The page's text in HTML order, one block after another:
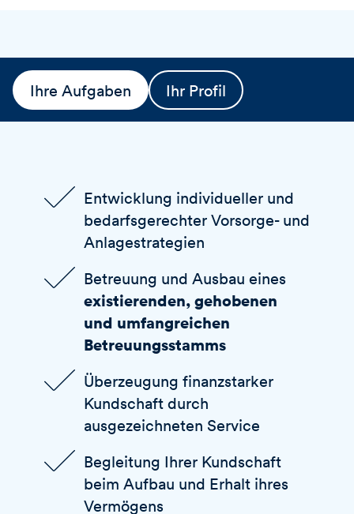
Ihre Aufgaben Ihr Profil
Entwicklung individueller und
bedarfsgerechter Vorsorge- und
Anlagestrategien
Betreuung und Ausbau eines
existierenden, gehobenen
und umfangreichen
Betreuungsstamms
Überzeugung finanzstarker
Kundschaft durch
ausgezeichneten Service
Begleitung Ihrer Kundschaft
beim Aufbau und Erhalt ihres
Vermögens